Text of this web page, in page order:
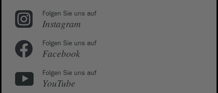
Folgen Sie uns auf
Instagram
Folgen Sie uns auf
Facebook
Folgen Sie uns auf
YouTube